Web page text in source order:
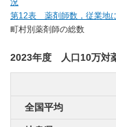
況
第12表 薬剤師数，従業地
町村別薬剤師の総数
2023年度 人口10万対
全国平均